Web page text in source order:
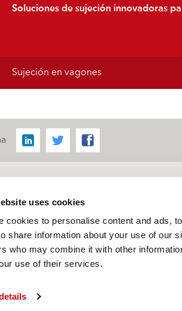
uses cookies
cookies to personalise content and ads,
share information about your use of our
who may combine it with other
use of their services.
Soluciones de sujeción innovadoras
Sujeción en vagones
ahora
Código de conducta